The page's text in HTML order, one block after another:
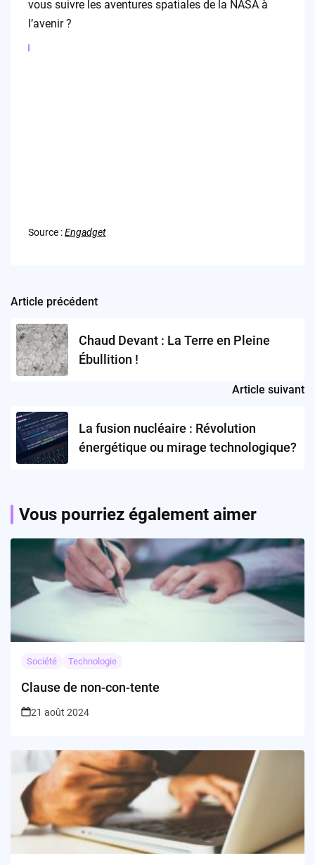
vous suivre les aventures spatiales de la NASA à
l’avenir ?
Source :Engadget
Post
navigation
Article précédent
Chaud Devant : La Terre en Pleine
Ébullition !
Article suivant
La fusion nucléaire : Révolution
énergétique ou mirage technologique?
Vous pourriez également aimer
Société Technologie
Clause de non-con-tente
21 août 2024